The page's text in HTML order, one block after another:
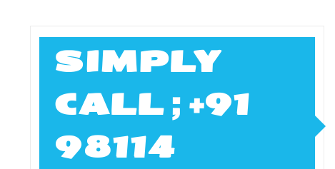
SIMPLY
CALL ; +91
98114